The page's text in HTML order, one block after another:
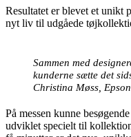
Resultatet er blevet et unikt
nyt liv til udgåede
Sammen med
kunderne sætte det
Christina Møss,
På messen kunne
udviklet specielt til